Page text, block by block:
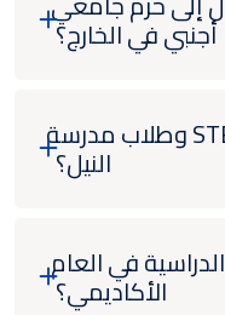
أجنبي في الخارج؟
هل تقبل الجامعة طلاب STEM وطلاب مدرسة
النيل؟
في العام
الأكاديمي؟